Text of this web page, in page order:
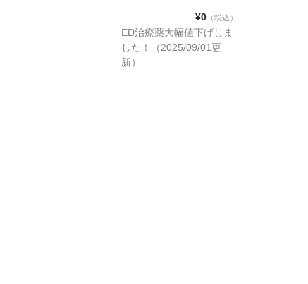
¥0 （税込）
ED治療薬大幅値下げしま
した！（2025/09/01更
新）